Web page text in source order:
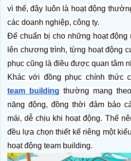
vì thế, đây luôn là hoạt động
các doanh nghiệp, công ty.
Để chuẩn bị cho những hoạt động
lên chương trình, từng hoạt động
phục cũng là điều được quan tâm
Khác với đồng phục chính thức
team building thường mang
năng động, đồng thời đảm bảo
mái, dễ chịu khi hoạt động. Thế
đều lựa chọn thiết kế riêng một
hoạt động team building.